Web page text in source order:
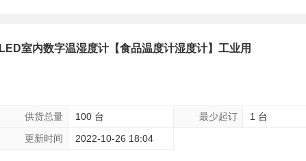
LED室内数字温湿度计【食品温度计湿度计】工业用
供货总量 100 台 最少起订
1 台
更新时间
2022-10-26 18:04